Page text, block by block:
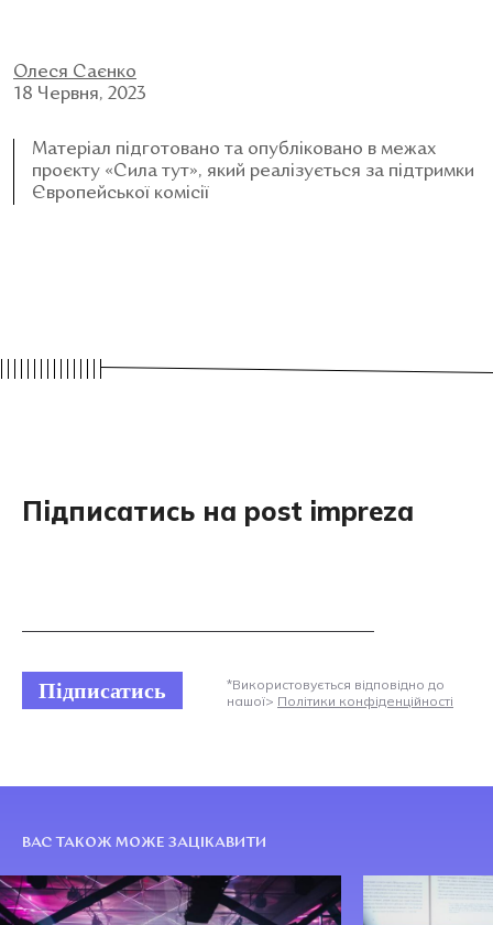
Олеся Саєнко
18 Червня, 2023
Матеріал підготовано та опубліковано в межах
проєкту «Сила тут», який реалізується за підтримки
Європейської комісії
Підписатись на post impreza
Підписатись
*Використовується відповідно до
нашої> Політики конфіденційності
ВАС ТАКОЖ МОЖЕ ЗАЦІКАВИТИ